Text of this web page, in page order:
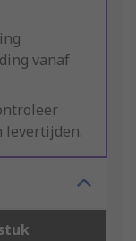
vanaf
levertijden.